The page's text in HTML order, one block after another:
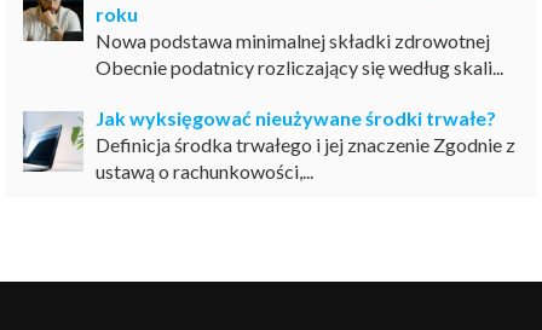
roku
Nowa podstawa minimalnej składki zdrowotnej
Obecnie podatnicy rozliczający się według skali...
Jak wyksięgować nieużywane środki trwałe?
Definicja środka trwałego i jej znaczenie Zgodnie z
ustawą o rachunkowości,...